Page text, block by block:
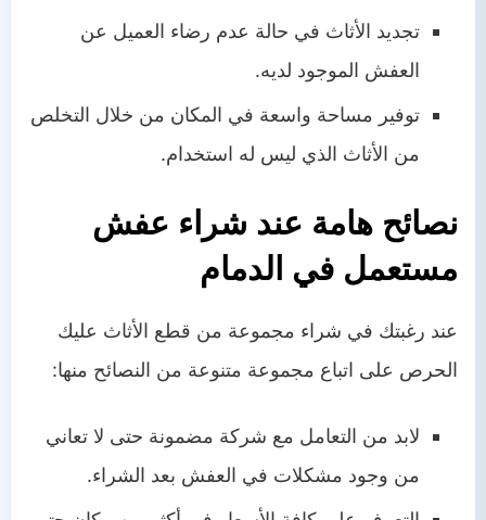
تجديد الأثاث في حالة عدم رضاء العميل عن
العفش الموجود لديه.
توفير مساحة واسعة في المكان من خلال التخلص
من الأثاث الذي ليس له استخدام.
نصائح هامة عند شراء عفش
مستعمل في الدمام
عند رغبتك في شراء مجموعة من قطع الأثاث عليك
الحرص على اتباع مجموعة متنوعة من النصائح منها:
لابد من التعامل مع شركة مضمونة حتى لا تعاني
من وجود مشكلات في العفش بعد الشراء.